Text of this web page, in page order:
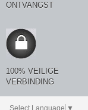
ONTVANGST
100% VEILIGE
VERBINDING